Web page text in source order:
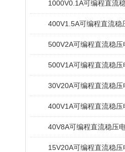
500V2A可编程直流稳压
500V1A可编程直流稳压
30V20A可编程直流稳压
400V1A可编程直流稳压
40V8A可编程直流稳压
15V20A可编程直流稳压